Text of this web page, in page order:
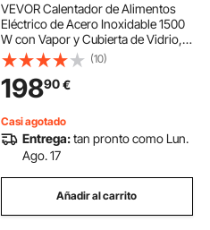
VEVOR Calentador de Alimentos
Eléctrico de Acero Inoxidable 1500
W con Vapor y Cubierta de Vidrio, 4
Bandejas, Baño María con
Cucharones, para Restaurantes y
Fiestas, 1185 x 365 x 385 mm, Plata
(10)
19890€
Casi agotado
Entrega:tan pronto como Lun.
Ago. 17
Añadir al carrito